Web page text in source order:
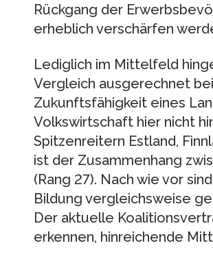
Rückgang der
erheblich verschärfen
Lediglich im Mittelfeld
Vergleich ausgerechnet
Zukunftsfähigkeit eines
Volkswirtschaft hier nicht
Spitzenreitern Estland,
ist der Zusammenhang
(Rang 27). Nach wie vor
Bildung vergleichsweise
Der aktuelle
erkennen, hinreichende